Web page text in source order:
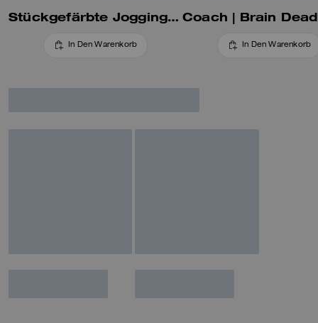
Stückgefärbte Jogginghose Mit Geradem Bein
In Den Warenkorb In Den Warenkorb